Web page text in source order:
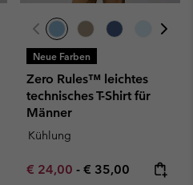
Neue Farben
Zero Rules™ leichtes
technisches T-Shirt für
Männer
Kühlung
Minimum sale price:
€ 24,00 - Maximum price:
€ 35,00